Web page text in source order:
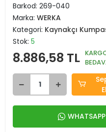
Barkod: 269-040
Marka: WERKA
Kategori: Kaynakçı
Stok: 5
8.886,58 TL